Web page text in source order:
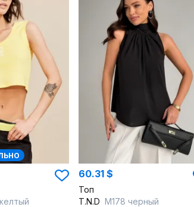
60.31 $
Топ
T.N.D М178 черный